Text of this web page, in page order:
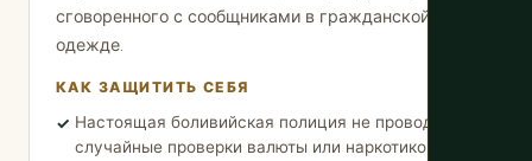
сговоренного с сообщниками в гражданской
одежде.
КАК ЗАЩИТИТЬ СЕБЯ
Настоящая боливийская полиция не проводит
случайные проверки валюты или наркотиков у